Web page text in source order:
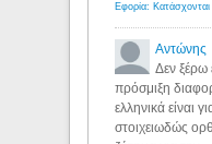
Αντώνης
Δεν ξέρω
πρόσμιξη
ελληνικά είναι
στοιχειωδώς